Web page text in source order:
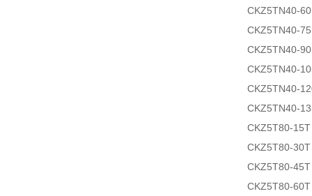
CKZ5TN40-
CKZ5TN40-
CKZ5TN40-
CKZ5TN40-
CKZ5TN40-
CKZ5TN40-
CKZ5T80-15T
CKZ5T80-30T
CKZ5T80-45T
CKZ5T80-60T